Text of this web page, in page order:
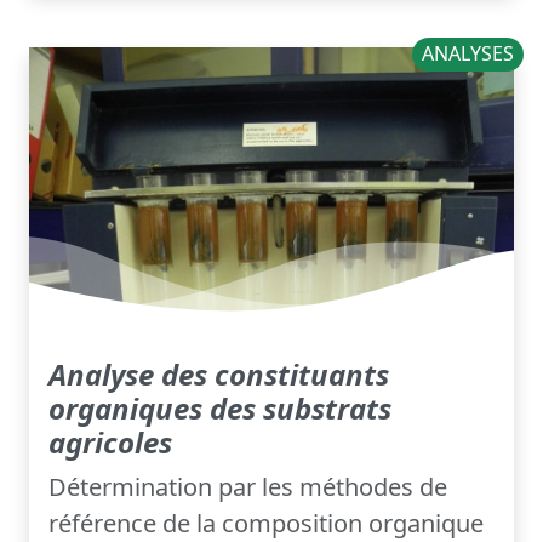
ANALYSES
Analyse des constituants
organiques des substrats
agricoles
Détermination par les méthodes de
référence de la composition organique